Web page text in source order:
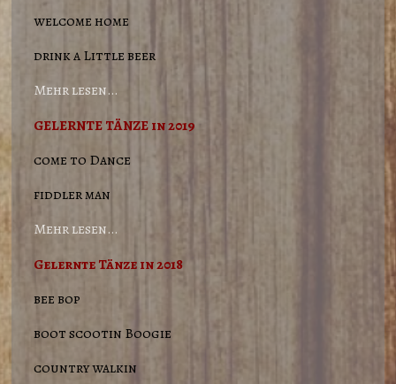
welcome home
drink a Little beer
Mehr lesen…
GELERNTE TÄNZE in 2019
come to Dance
fiddler man
Mehr lesen…
Gelernte Tänze in 2018
bee bop
boot scootin Boogie
country walkin